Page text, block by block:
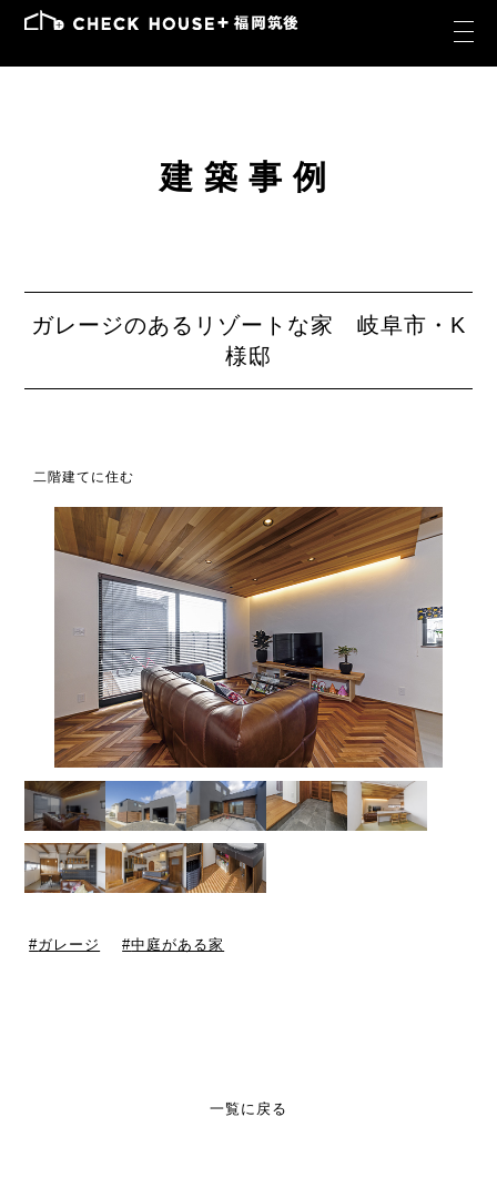
建築事例
ガレージのあるリゾートな家 岐阜市・K
様邸
二階建てに住む
ガレージ 中庭がある家
一覧に戻る